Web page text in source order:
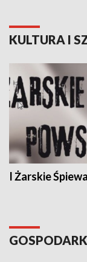
KULTURA I
I Żarskie